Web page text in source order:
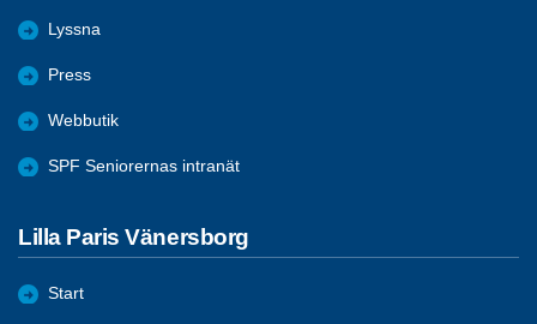
Lyssna
Press
Webbutik
SPF Seniorernas intranät
Lilla Paris Vänersborg
Start